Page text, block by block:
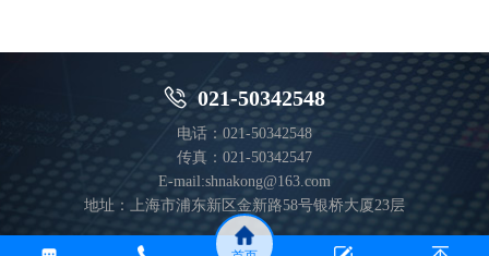
 021-50342548
电话：021-50342548
传真：021-50342547
E-mail:shnakong@163.com
地址：上海市浦东新区金新路58号银桥大厦23层
© 上海纳控自动化科技有限公司 2020 版权所有沪ICP备19024502